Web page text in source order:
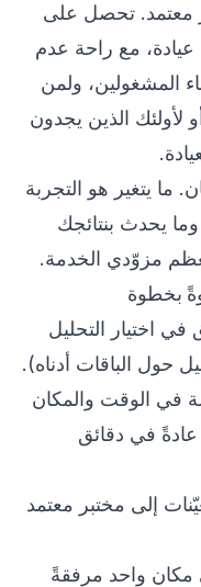
معتمد. تحصل على
مع راحة عدم
المشغولين، ولمن
لأولئك الذين يجدون
ما يتغير هو التجربة
وما يحدث بنتائجك
مزوّدي الخدمة.
بخطوة
اختيار التحليل
حول الباقات أدناه).
في الوقت والمكان
في دقائق
إلى مختبر معتمد
واحد مرفقةً